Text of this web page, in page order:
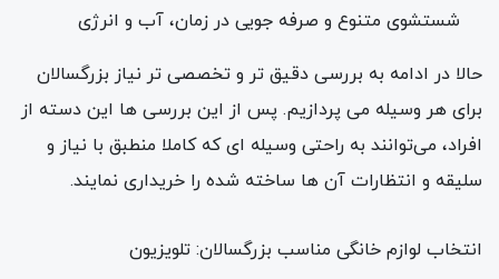
شستشوی متنوع و صرفه جویی در زمان، آب و انرژی
حالا در ادامه به بررسی دقیق تر و تخصصی تر نیاز بزرگسالان
برای هر وسیله می پردازیم. پس از این بررسی ها این دسته از
افراد، می‌توانند به راحتی وسیله ای که کاملا منطبق با نیاز و
سلیقه و انتظارات آن ها ساخته شده را خریداری نمایند.
انتخاب لوازم خانگی مناسب بزرگسالان: تلویزیون